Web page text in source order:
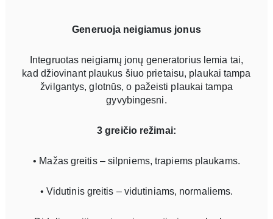
Generuoja neigiamus jonus
Integruotas neigiamų jonų generatorius lemia tai,
kad džiovinant plaukus šiuo prietaisu, plaukai tampa
žvilgantys, glotnūs, o pažeisti plaukai tampa
gyvybingesni.
3 greičio režimai:
• Mažas greitis – silpniems, trapiems plaukams.
• Vidutinis greitis – vidutiniams, normaliems.